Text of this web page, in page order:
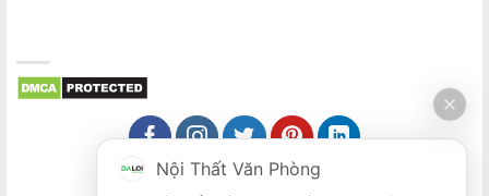
Nội Thất Văn Phòng